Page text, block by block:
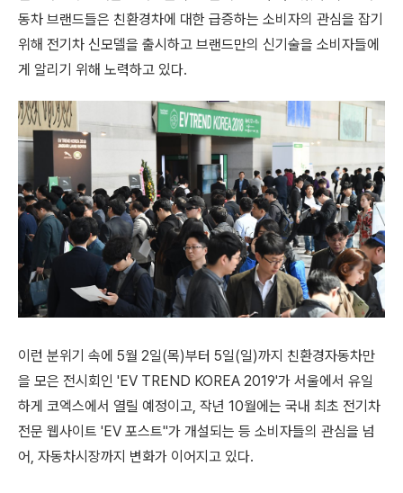
동차 브랜드들은 친환경차에 대한 급증하는 소비자의 관심을 잡기
위해 전기차 신모델을 출시하고 브랜드만의 신기술을 소비자들에
게 알리기 위해 노력하고 있다.
이런 분위기 속에 5월 2일(목)부터 5일(일)까지 친환경자동차만
을 모은 전시회인 'EV TREND KOREA 2019'가 서울에서 유일
하게 코엑스에서 열릴 예정이고, 작년 10월에는 국내 최초 전기차
전문 웹사이트 'EV 포스트"가 개설되는 등 소비자들의 관심을 넘
어, 자동차시장까지 변화가 이어지고 있다.